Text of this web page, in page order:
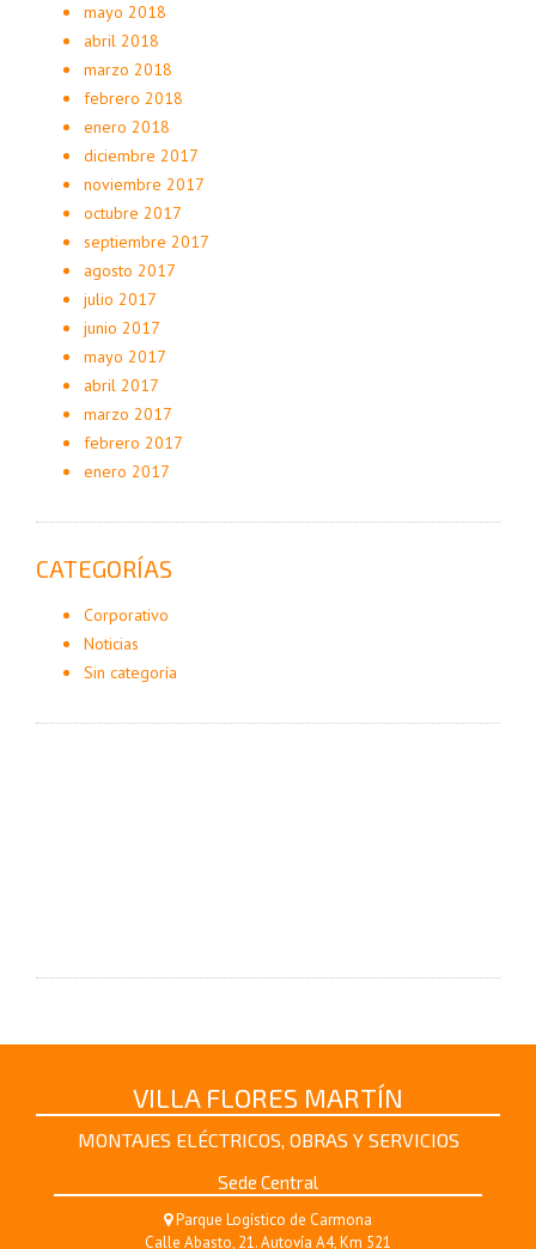
mayo 2018
abril 2018
marzo 2018
febrero 2018
enero 2018
diciembre 2017
noviembre 2017
octubre 2017
septiembre 2017
agosto 2017
julio 2017
junio 2017
mayo 2017
abril 2017
marzo 2017
febrero 2017
enero 2017
CATEGORÍAS
Corporativo
Noticias
Sin categoría
VILLA FLORES MARTÍN
MONTAJES ELÉCTRICOS, OBRAS Y SERVICIOS
Sede Central
Parque Logístico de Carmona
Calle Abasto, 21. Autovía A4, Km 521